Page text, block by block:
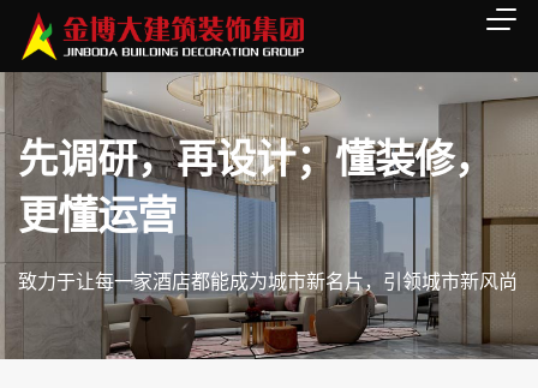
先调研，再设计；懂装修，
更懂运营
致力于让每一家酒店都能成为城市新名片，引领城市新风尚